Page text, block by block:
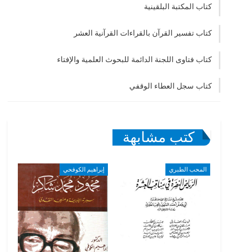
كتاب المكتبة البلقينية
كتاب تفسير القرآن بالقراءات القرآنية العشر
كتاب فتاوى اللجنة الدائمة للبحوث العلمية والإفتاء
كتاب سجل العطاء الوقفي
كتب مشابهة
المحب الطبري إبراهيم الكوفحي